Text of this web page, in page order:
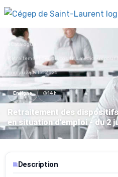
eCatalogue
Retraitement des dispositifs médicaux pour
juin au 3 juillet 2026
En ligne 14 h
Retraitement des
en situation d'emploi - du 2
Description